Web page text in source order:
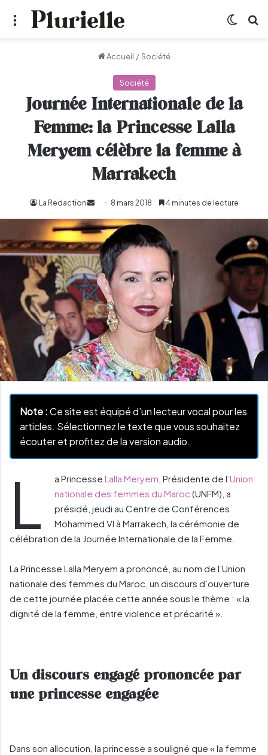
Menu
Accueil / Société
Société
Journée Internationale de la
Femme: la Princesse Lalla
Meryem célèbre la femme à
Marrakech
La Redaction
Envoyer
un
courriel
8 mars 2018 4 minutes de lecture
Note :Ce site est équipé d’un lecteur vocal pour les
articles. Sélectionnez le texte que vous souhaitez
écouter et profitez de la version audio.
L a Princesse Lalla Meryem , Présidente de l‘Union
nationale des femmes du Maroc (UNFM), a
présidé, jeudi au Centre de Conférences
Mohammed VI à Marrakech, la cérémonie de
célébration de la Journée Internationale de la Femme.
La Princesse Lalla Meryem a prononcé, au nom de l’Union
nationale des femmes du Maroc, un discours d’ouverture
de cette journée placée cette année sous le thème : « la
dignité de la femme, entre violence et précarité ».
Un discours engagé prononcée par
une princesse engagée
Dans son allocution, la princesse a souligné que « la femme